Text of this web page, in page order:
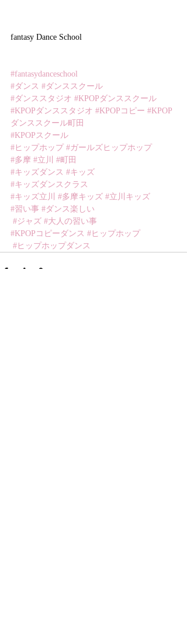
fantasy Dance School
#fantasydanceschool
#ダンス #ダンススクール
#ダンススタジオ #KPOPダンススクール
#KPOPダンススタジオ #KPOPコピー #KPOP
ダンススクール町田
#KPOPスクール
#ヒップホップ #ガールズヒップホップ
#多摩 #立川
#町田
#キッズダンス #キッズ
#キッズダンスクラス
#キッズ立川
#多摩キッズ #立川キッズ
#習い事 #ダンス楽しい
#ジャズ #大人の習い事
#KPOPコピーダンス #ヒップホップ
#ヒップホップダンス